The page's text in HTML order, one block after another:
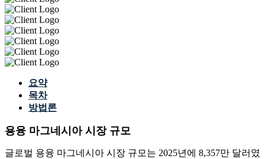
요약
목차
방법론
용융 마그네시아 시장 규모
글로벌 용융 마그네시아 시장 규모는 2025년에 8,357만 달러였